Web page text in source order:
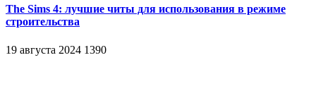
The Sims 4: лучшие читы для использования в режиме
строительства
19 августа 2024 1390